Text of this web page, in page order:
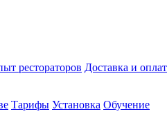
рестораторов Доставка и
Тарифы Установка Обучение